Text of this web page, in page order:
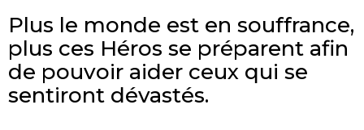
Plus le monde est en souffrance,
plus ces Héros se préparent afin
de pouvoir aider ceux qui se
sentiront dévastés.